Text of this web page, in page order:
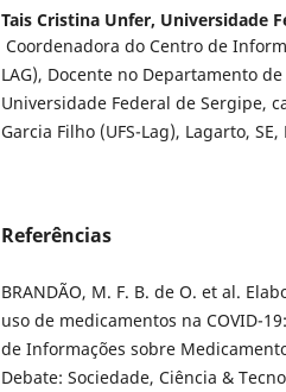
Tais Cristina Unfer, Universidade
Coordenadora do Centro de
LAG), Docente no Departamento
Universidade Federal de Sergipe,
Garcia Filho (UFS-Lag), Lagarto, SE,
Referências
BRANDÃO, M. F. B. de O. et al.
uso de medicamentos na COVID-
de Informações sobre
Debate: Sociedade, Ciência &